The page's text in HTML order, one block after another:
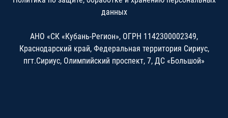
данных
АНО «СК «Кубань-Регион», ОГРН 1142300002349,
Краснодарский край, Федеральная территория Сириус,
пгт.Сириус, Олимпийский проспект, 7, ДС «Большой»